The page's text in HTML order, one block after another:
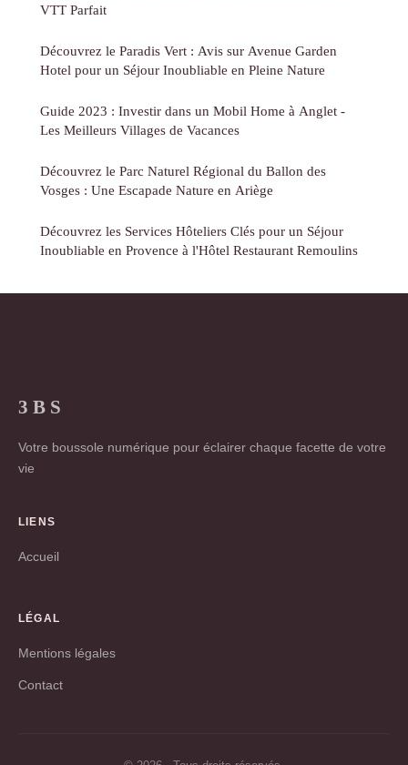
VTT Parfait
Découvrez le Paradis Vert : Avis sur Avenue Garden
Hotel pour un Séjour Inoubliable en Pleine Nature
Guide 2023 : Investir dans un Mobil Home à Anglet -
Les Meilleurs Villages de Vacances
Découvrez le Parc Naturel Régional du Ballon des
Vosges : Une Escapade Nature en Ariège
Découvrez les Services Hôteliers Clés pour un Séjour
Inoubliable en Provence à l'Hôtel Restaurant Remoulins
3 B S
Votre boussole numérique pour éclairer chaque facette de votre
vie
LIENS
Accueil
LÉGAL
Mentions légales
Contact